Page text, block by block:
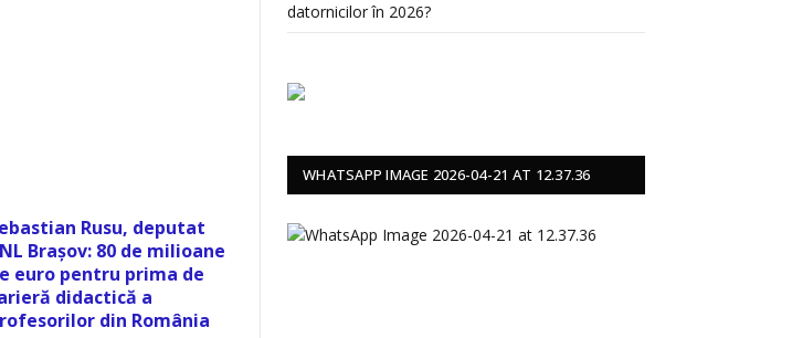
Rusu, deputat
Brașov: 80 de milioane
euro pentru prima de
didactică a
din România
datornicilor în 2026?
WHATSAPP IMAGE 2026-04-21 AT 12.37.36